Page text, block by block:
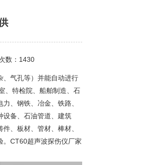
数：1430
、气孔等）并能自动进行
、特检院、船舶制造、石
、钢铁、冶金、铁路、
设备、石油管道、建筑
、板材、管材、棒材、
。CT60超声波探伤仪厂家